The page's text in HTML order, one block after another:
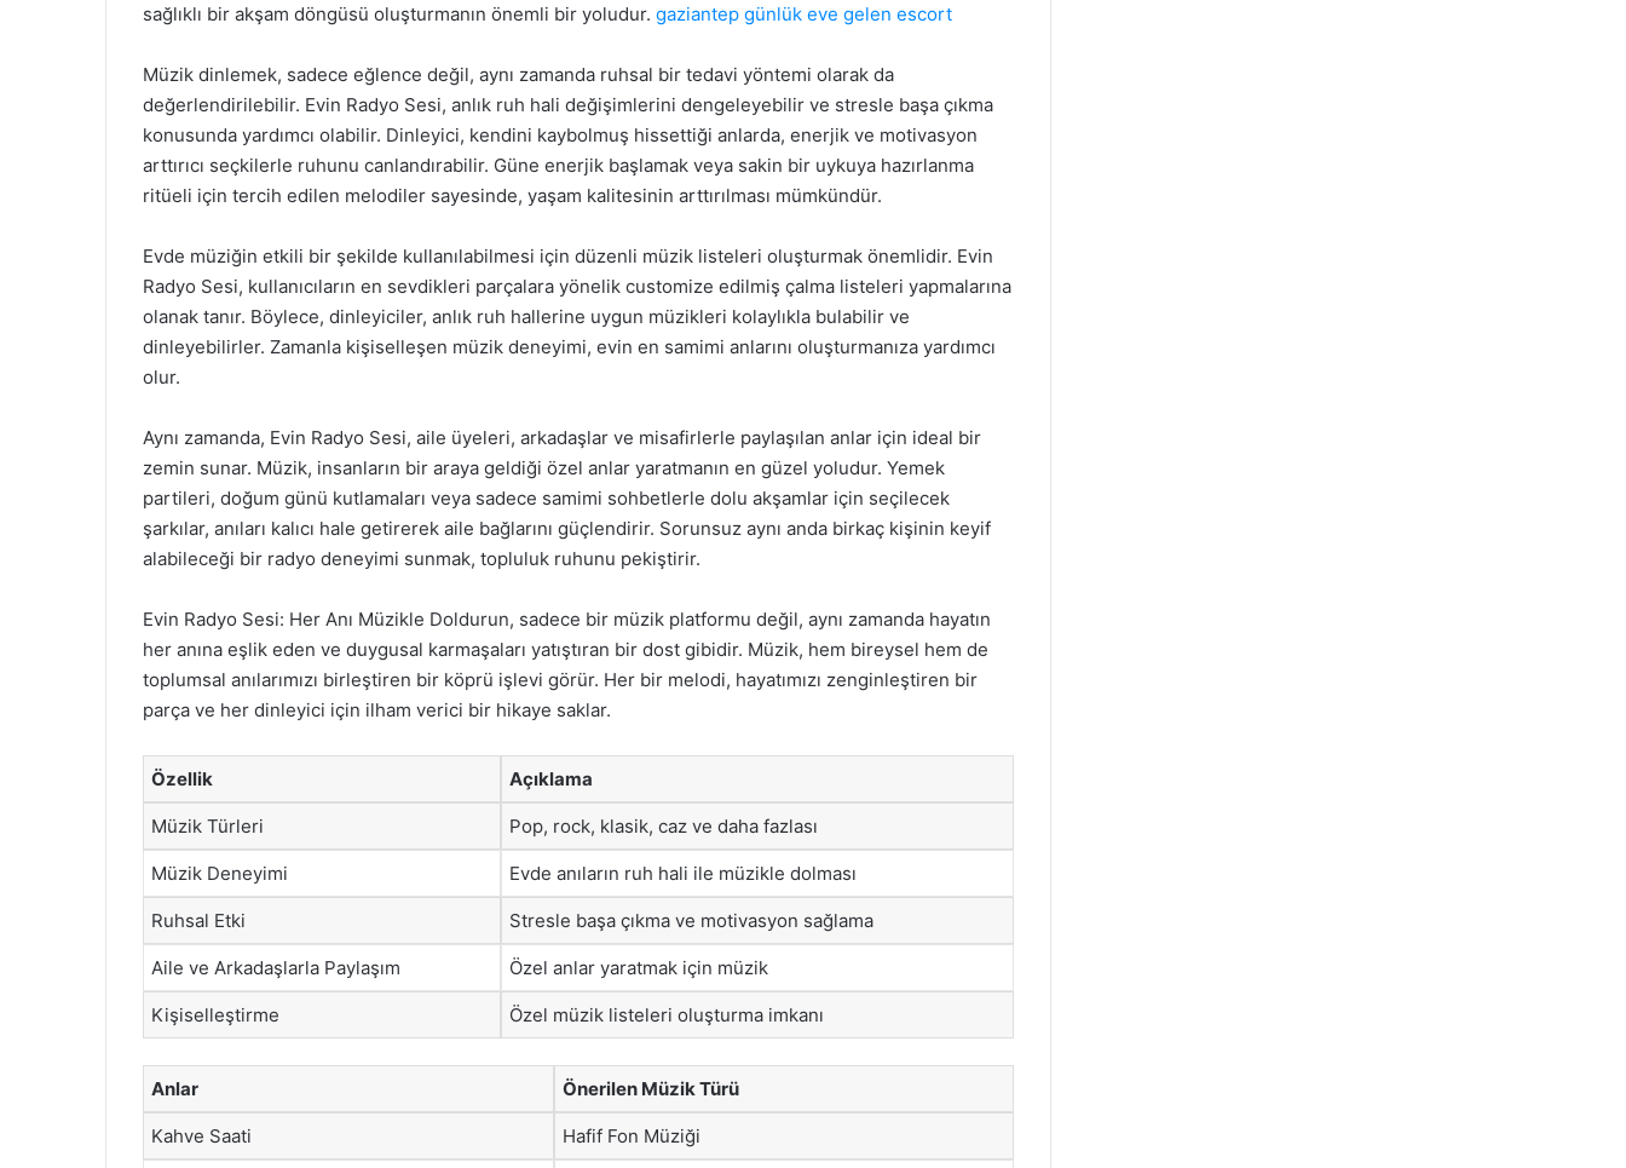
sağlıklı bir akşam döngüsü oluşturmanın önemli bir yoludur. gaziantep günlük eve gelen escort
Müzik dinlemek, sadece eğlence değil, aynı zamanda ruhsal bir tedavi yöntemi olarak da
değerlendirilebilir. Evin Radyo Sesi, anlık ruh hali değişimlerini dengeleyebilir ve stresle başa çıkma
konusunda yardımcı olabilir. Dinleyici, kendini kaybolmuş hissettiği anlarda, enerjik ve motivasyon
arttırıcı seçkilerle ruhunu canlandırabilir. Güne enerjik başlamak veya sakin bir uykuya hazırlanma
ritüeli için tercih edilen melodiler sayesinde, yaşam kalitesinin arttırılması mümkündür.
Evde müziğin etkili bir şekilde kullanılabilmesi için düzenli müzik listeleri oluşturmak önemlidir. Evin
Radyo Sesi, kullanıcıların en sevdikleri parçalara yönelik customize edilmiş çalma listeleri yapmalarına
olanak tanır. Böylece, dinleyiciler, anlık ruh hallerine uygun müzikleri kolaylıkla bulabilir ve
dinleyebilirler. Zamanla kişiselleşen müzik deneyimi, evin en samimi anlarını oluşturmanıza yardımcı
olur.
Aynı zamanda, Evin Radyo Sesi, aile üyeleri, arkadaşlar ve misafirlerle paylaşılan anlar için ideal bir
zemin sunar. Müzik, insanların bir araya geldiği özel anlar yaratmanın en güzel yoludur. Yemek
partileri, doğum günü kutlamaları veya sadece samimi sohbetlerle dolu akşamlar için seçilecek
şarkılar, anıları kalıcı hale getirerek aile bağlarını güçlendirir. Sorunsuz aynı anda birkaç kişinin keyif
alabileceği bir radyo deneyimi sunmak, topluluk ruhunu pekiştirir.
Evin Radyo Sesi: Her Anı Müzikle Doldurun, sadece bir müzik platformu değil, aynı zamanda hayatın
her anına eşlik eden ve duygusal karmaşaları yatıştıran bir dost gibidir. Müzik, hem bireysel hem de
toplumsal anılarımızı birleştiren bir köprü işlevi görür. Her bir melodi, hayatımızı zenginleştiren bir
parça ve her dinleyici için ilham verici bir hikaye saklar.
Özellik Açıklama
Müzik Türleri Pop, rock, klasik, caz ve daha fazlası
Müzik Deneyimi Evde anıların ruh hali ile müzikle dolması
Ruhsal Etki Stresle başa çıkma ve motivasyon sağlama
Aile ve Arkadaşlarla Paylaşım Özel anlar yaratmak için müzik
Kişiselleştirme Özel müzik listeleri oluşturma imkanı
Anlar Önerilen Müzik Türü
Kahve Saati Hafif Fon Müziği